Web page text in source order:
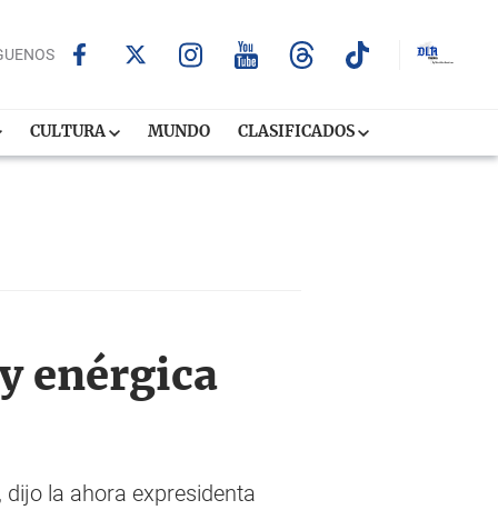
CULTURA MUNDO CLASIFICADOS
enérgica
la ahora expresidenta